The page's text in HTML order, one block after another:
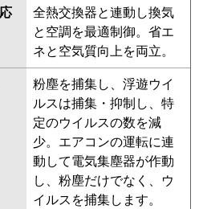
PA-P112U7KDB
PA-
PA-P112U7HDB
PA-P112U7KDN
PA-P112U7HDN
PA-P112U6KDNB
PA-P112U6CDNB
PA-P112U6HDNB
PA-P112U6KDN
PA-P112U6HDN
全熱交換器と連動し換気
と空調を最適制御。省エ
ネと空気質向上を両立。
粉塵を捕集し、浮遊ウイ
ルスは捕集・抑制し、特
定のウイルスの数を減
少。エアコンの運転に連
動して電気集塵器が作動
し、粉塵だけでなく、ウ
イルスを捕集します。